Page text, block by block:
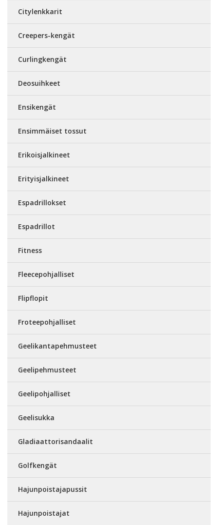
Citylenkkarit
Creepers-kengät
Curlingkengät
Deosuihkeet
Ensikengät
Ensimmäiset tossut
Erikoisjalkineet
Erityisjalkineet
Espadrillokset
Espadrillot
Fitness
Fleecepohjalliset
Flipflopit
Froteepohjalliset
Geelikantapehmusteet
Geelipehmusteet
Geelipohjalliset
Geelisukka
Gladiaattorisandaalit
Golfkengät
Hajunpoistajapussit
Hajunpoistajat